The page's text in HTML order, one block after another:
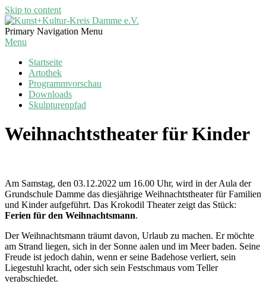
Skip to content
Kunst+Kultur-
Kreis
Primary Navigation Menu
Menu
Startseite
Artothek
Programmvorschau
Downloads
Skulpturenpfad
Weihnachtstheater für Kinder
Am Samstag, den 03.12.2022 um 16.00 Uhr, wird in der Aula der
Grundschule Damme das diesjährige Weihnachtstheater für Familien
und Kinder aufgeführt. Das Krokodil Theater zeigt das Stück:
Ferien für den Weihnachtsmann.
Der Weihnachtsmann träumt davon, Urlaub zu machen. Er möchte
am Strand liegen, sich in der Sonne aalen und im Meer baden. Seine
Freude ist jedoch dahin, wenn er seine Badehose verliert, sein
Liegestuhl kracht, oder sich sein Festschmaus vom Teller
verabschiedet.